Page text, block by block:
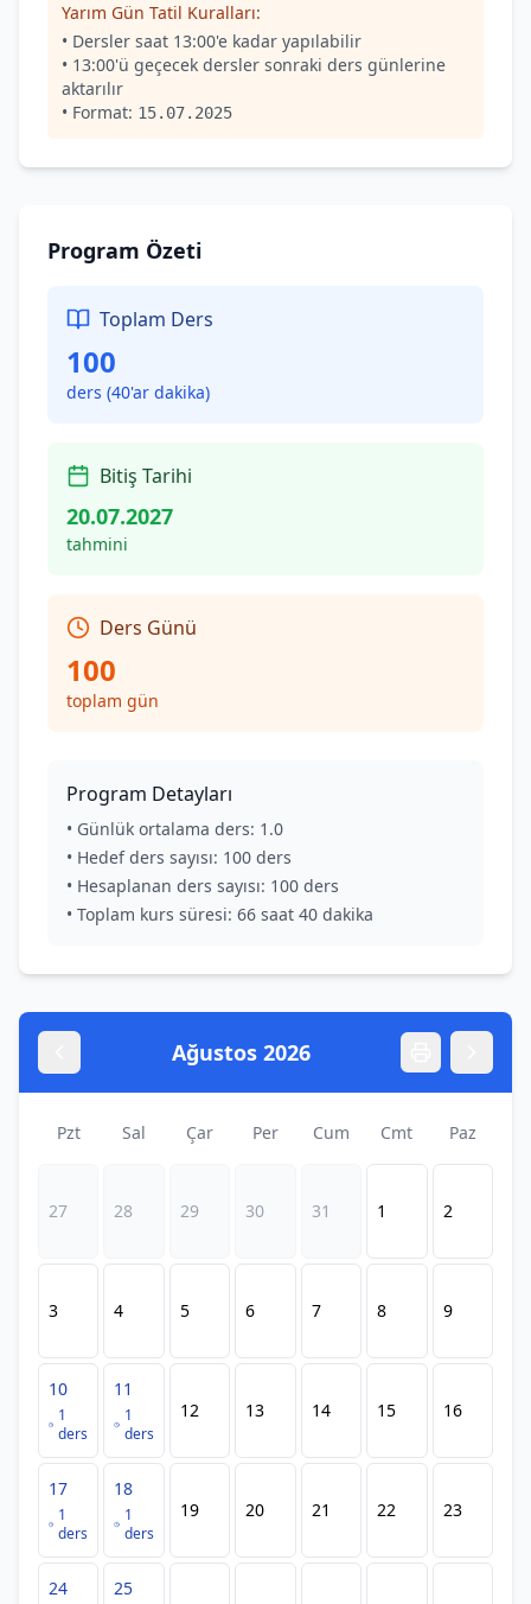
Yarım Gün Tatil Kuralları:
• Dersler saat 13:00'e kadar yapılabilir
• 13:00'ü geçecek dersler sonraki ders günlerine
aktarılır
• Format: 15.07.2025
Program Özeti
Toplam Ders
100
ders (40'ar dakika)
Bitiş Tarihi
20.07.2027
tahmini
Ders Günü
100
toplam gün
Program Detayları
• Günlük ortalama ders: 1.0
• Hedef ders sayısı: 100 ders
• Hesaplanan ders sayısı: 100 ders
• Toplam kurs süresi: 66 saat 40 dakika
Ağustos 2026
Pzt Sal Çar Per Cum Cmt Paz
27 28 29 30 31 1 2
3 4 5 6 7 8 9
10
1
ders
11
1
ders
12 13 14 15 16
17
1
ders
18
1
ders
19 20 21 22 23
24
25